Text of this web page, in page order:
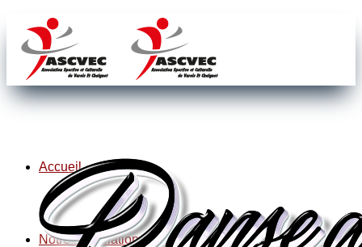
Accueil
Notre association